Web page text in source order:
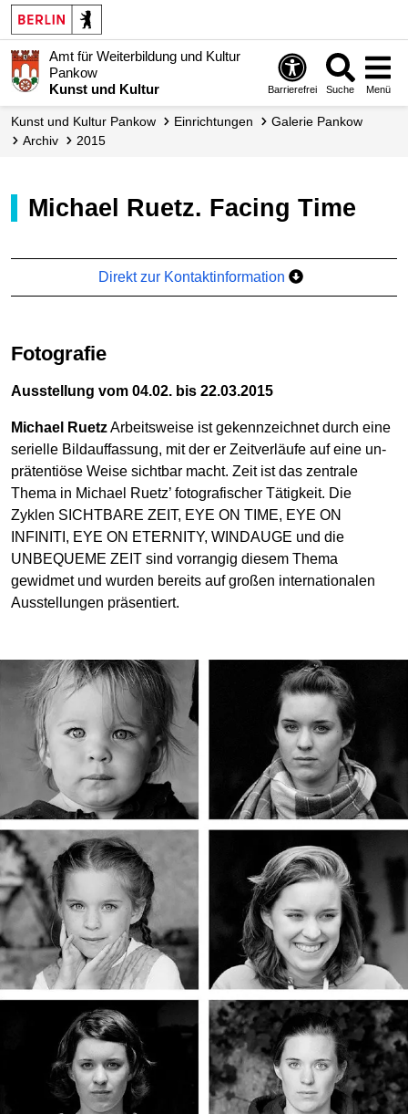
Amt für Weiterbildung und Kultur
Pankow
Kunst und Kultur
Barrierefrei Suche Menü
Kunst und Kultur Pankow Einrichtungen
Galerie Pankow
Archiv
2015
Michael Ruetz. Facing Time
Direkt zur Kontaktinformation
Fotografie
Ausstellung vom 04.02. bis 22.03.2015
Michael RuetzArbeitsweise ist gekennzeichnet durch eine
serielle Bildauffassung, mit der er Zeitverläufe auf eine un­
präten­tiöse Weise sichtbar macht. Zeit ist das zentrale
Thema in Michael Ruetz’ fotografischer Tätigkeit. Die
Zyklen SICHTBARE ZEIT, EYE ON TIME, EYE ON
INFINITI, EYE ON ETERNITY, WINDAUGE und die
UNBEQUEME ZEIT sind vor­rangig diesem Thema
gewidmet und wurden bereits auf großen internationalen
Ausstellungen präsentiert.